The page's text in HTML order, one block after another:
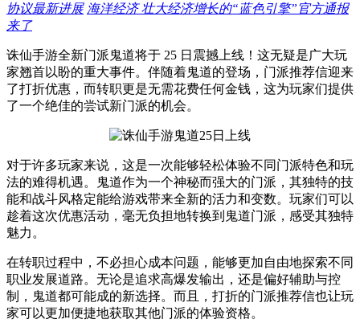
协议最新进展 海洋经济 壮大经济增长的“蓝色引擎”官方通报
来了
诛仙手游全新门派鬼道将于 25 日震撼上线！这无疑是广大玩
家翘首以盼的重大事件。伴随着鬼道的登场，门派推荐信迎来
了打折优惠，而转职更是无需花费任何金钱，这为玩家们提供
了一个绝佳的尝试新门派的机会。
对于许多玩家来说，这是一次能够轻松体验不同门派特色和玩
法的难得机遇。鬼道作为一个神秘而强大的门派，其独特的技
能和战斗风格定能给游戏带来全新的活力和变数。玩家们可以
趁着这次优惠活动，毫无负担地转换到鬼道门派，感受其独特
魅力。
在转职过程中，不必担心成本问题，能够更加自由地探索不同
职业发展道路。无论是追求高爆发输出，还是偏好辅助与控
制，鬼道都可能成的新选择。而且，打折的门派推荐信也让玩
家可以更加便捷地获取其他门派的体验资格。